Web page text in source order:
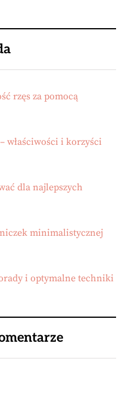
rzęs za pomocą
właściwości i korzyści
dla najlepszych
minimalistycznej
i optymalne techniki